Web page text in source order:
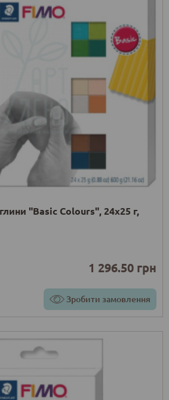
"Basic Colours", 24х25 г,
1 296.50 грн
Зробити замовлення